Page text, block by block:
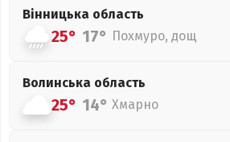
Вінницька область
25° 17° Похмуро, дощ
Волинська область
25° 14° Хмарно